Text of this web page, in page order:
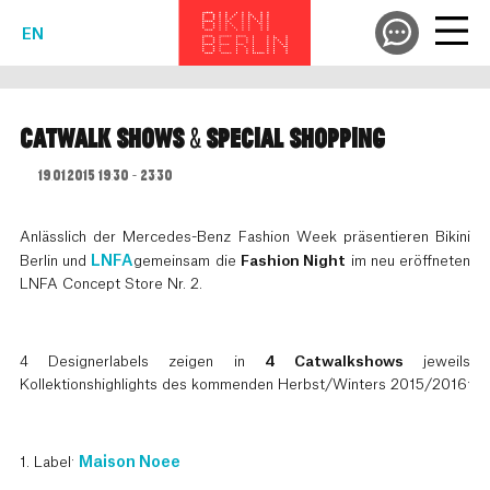
EN
CATWALK SHOWS & SPECIAL SHOPPING
19.01.2015 19:30 - 23:30
Anlässlich der Mercedes-Benz Fashion Week präsentieren Bikini
Berlin und
LNFAgemeinsam die Fashion Night im neu eröffneten
LNFA Concept Store Nr. 2.
4 Designerlabels zeigen in 4 Catwalkshows
jeweils
Kollektionshighlights des kommenden Herbst/Winters 2015/2016:
1. Label: Maison Noee